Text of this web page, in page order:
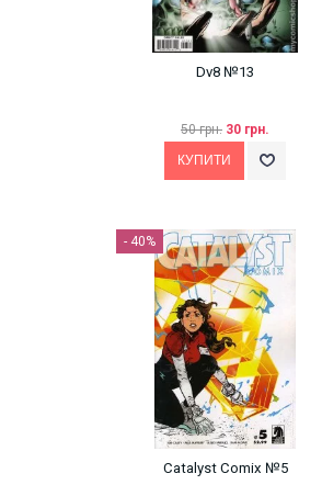
Dv8 №13
50 грн. 30 грн.
- 40%
Catalyst Comix №5